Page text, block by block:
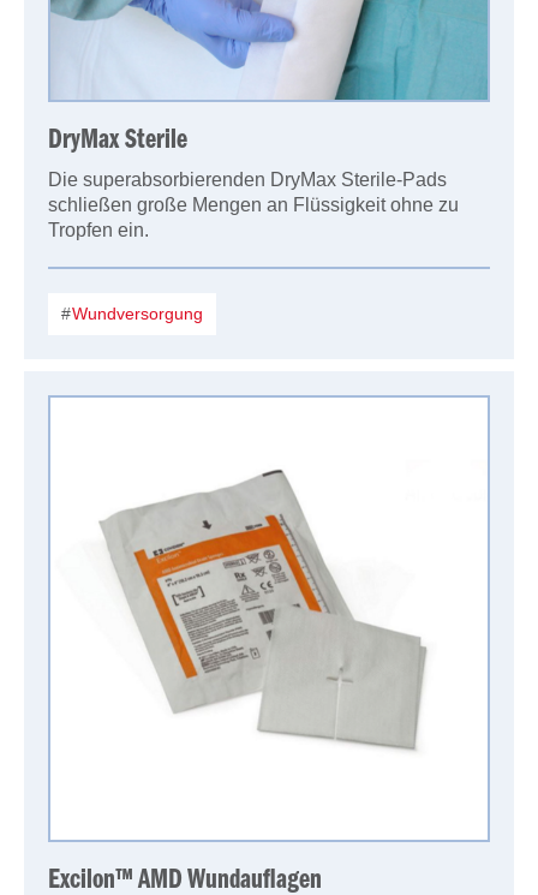
DryMax Sterile
Die superabsorbierenden DryMax Sterile-Pads
schließen große Mengen an Flüssigkeit ohne zu
Tropfen ein.
Wundversorgung
Excilon™ AMD Wundauflagen